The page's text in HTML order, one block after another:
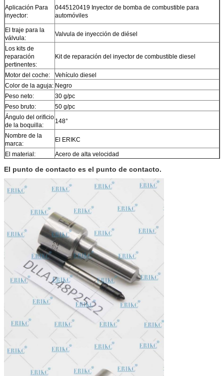
Aplicación Para
inyector:
0445120419 Inyector de bomba de combustible para
automóviles
El traje para la
válvula:
Valvula de inyección de diésel
Los kits de
reparación
pertinentes:
Kit de reparación del inyector de combustible diesel
Motor del coche:
Vehículo diesel
Color de la aguja: Negro
Peso neto:
30 g/pc
Peso bruto:
50 g/pc
Ángulo del orificio
de la boquilla:
148°
Nombre de la
marca:
El ERIKC
El material:
Acero de alta velocidad
Detalles del
1 pieza por tubo, 10 piezas por caja
Tamaño de la
Garantización:
12 meses
entrega:
Dentro de 1-2 días después del pago, puede recibir los
productos dentro de 6-12 días.
Las existencias:
En stock, no se puede estar desnudo sin embalaje en el aire
durante mucho tiempo.
DHL, FedEx, UPS, TNT, EMS, ARAMEX, por vía aérea.
Condiciones de
pago:
T/T, Western Union, MG, PayPal, Ect. También se puede
comprar en línea.
exportación
América del Sur y del Norte, Europa, Oriente Medio, África,
Asia y Australia.
El punto de contacto es el punto de contacto.